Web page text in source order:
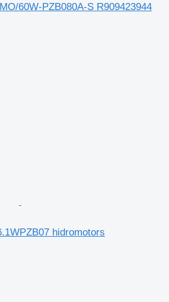
60W-PZB080A-S R909423944
hidromotors